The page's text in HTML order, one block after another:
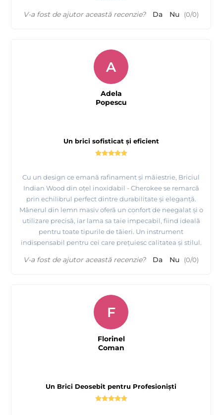
V-a fost de ajutor această recenzie? Da Nu (0/0)
Un brici sofisticat și eficient
Cu un design ce emană rafinament și măiestrie, Briciul
Indian Wood din oțel inoxidabil - Cherokee se remarcă
prin echilibrul perfect dintre durabilitate și eleganță.
Mânerul din lemn masiv oferă un confort de neegalat și o
utilizare precisă, iar lama sa taie impecabil, fiind ideală
pentru toate tipurile de tăieri. Un instrument
indispensabil pentru cei care prețuiesc calitatea și stilul.
A
Adela
Popescu
V-a fost de ajutor această recenzie? Da Nu (0/0)
Un Brici Deosebit pentru Profesioniști
F
Florinel
Coman